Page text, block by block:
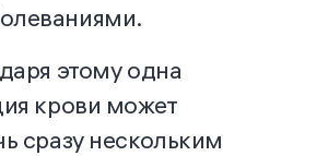
этому одна
крови может
сразу нескольким